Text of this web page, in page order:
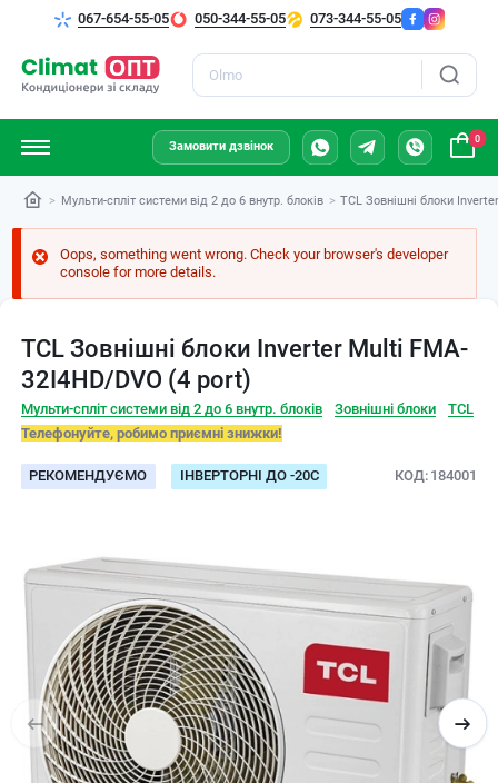
Пошук
067-654-55-05 050-344-55-05 073-344-55-05
Замовити дзвінок
0
Мульти-спліт системи від 2 до 6 внутр. блоків TCL Зовнішні блоки
Oops, something went wrong. Check your browser's developer
console for more details.
TCL Зовнішні блоки Inverter Multi FMA-
32I4HD/DVO (4 port)
Мульти-спліт системи від 2 до 6 внутр. блоків Зовнішні блоки
TCL
Телефонуйте, робимо приємні знижки!
РЕКОМЕНДУЄМО ІНВЕРТОРНІ ДО -20С КОД 184001